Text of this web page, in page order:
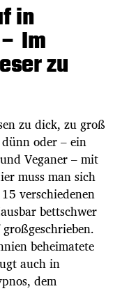
in
Im
zu
zu dick, zu groß
oder – ein
Veganer – mit
muss man sich
verschiedenen
bettschwer
beheimatete
auch in
dem